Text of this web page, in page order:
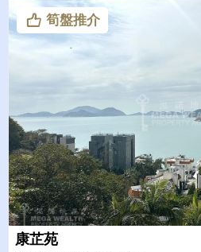
筍盤推介
康芷苑